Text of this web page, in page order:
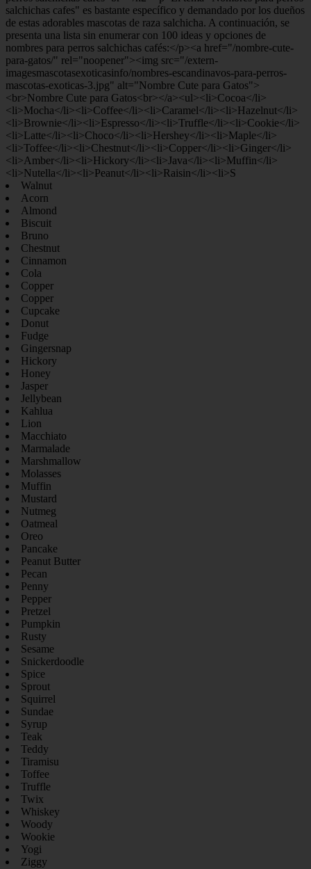
Walnut
Acorn
Almond
Biscuit
Bruno
Chestnut
Cinnamon
Cola
Copper
Copper
Cupcake
Donut
Fudge
Gingersnap
Hickory
Honey
Jasper
Jellybean
Kahlua
Lion
Macchiato
Marmalade
Marshmallow
Molasses
Muffin
Mustard
Nutmeg
Oatmeal
Oreo
Pancake
Peanut Butter
Pecan
Penny
Pepper
Pretzel
Pumpkin
Rusty
Sesame
Snickerdoodle
Spice
Sprout
Squirrel
Sundae
Syrup
Teak
Teddy
Tiramisu
Toffee
Truffle
Twix
Whiskey
Woody
Wookie
Yogi
Ziggy